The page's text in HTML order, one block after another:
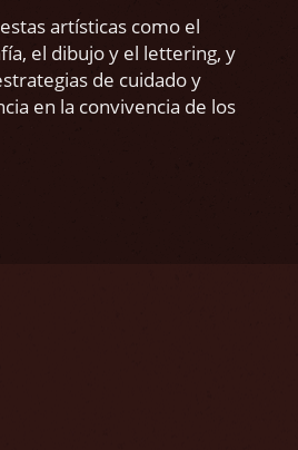
artísticas como el
el dibujo y el lettering, y
de cuidado y
en la convivencia de los